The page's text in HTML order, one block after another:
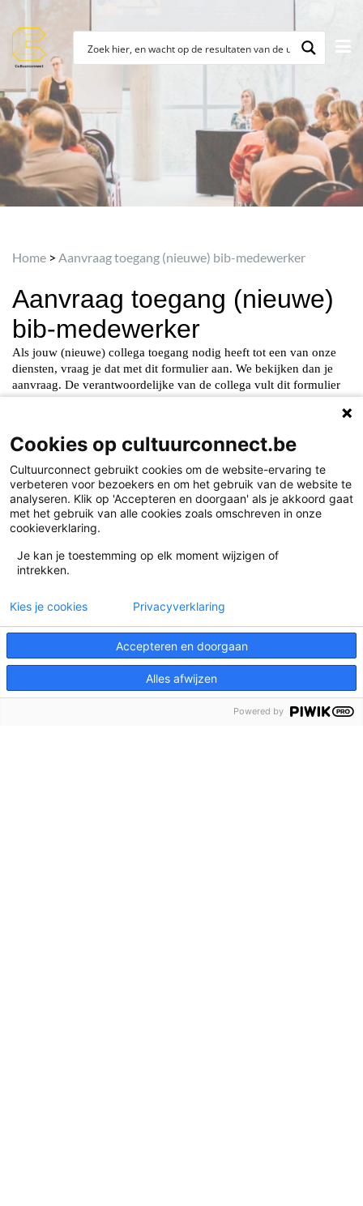
Archief
Home > Aanvraag toegang (nieuwe) bib-medewerker
Cookies op cultuurconnect.be
Cultuurconnect gebruikt cookies om de website-ervaring te
verbeteren voor bezoekers en om het gebruik van de website te
analyseren. Klik op 'Accepteren en doorgaan' als je akkoord gaat
met het gebruik van alle cookies zoals omschreven in onze
cookieverklaring.
Je kan je toestemming op elk moment wijzigen of
intrekken.
Accepteren en doorgaan
Alles afwijzen
Kies je cookies Privacyverklaring
Powered by